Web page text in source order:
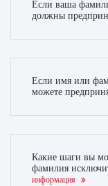
Если ваша
должны
Если имя или
можете
Какие шаги вы
фамилия
информация